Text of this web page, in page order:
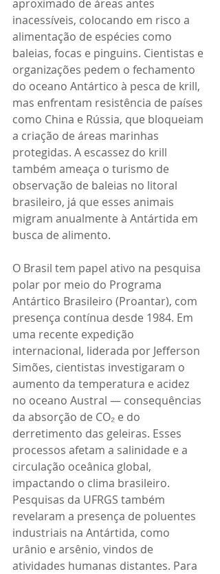
aproximado de áreas antes
inacessíveis, colocando em risco a
alimentação de espécies como
baleias, focas e pinguins. Cientistas e
organizações pedem o fechamento
do oceano Antártico à pesca de krill,
mas enfrentam resistência de países
como China e Rússia, que bloqueiam
a criação de áreas marinhas
protegidas. A escassez do krill
também ameaça o turismo de
observação de baleias no litoral
brasileiro, já que esses animais
migram anualmente à Antártida em
busca de alimento.
O Brasil tem papel ativo na pesquisa
polar por meio do Programa
Antártico Brasileiro (Proantar), com
presença contínua desde 1984. Em
uma recente expedição
internacional, liderada por Jefferson
Simões, cientistas investigaram o
aumento da temperatura e acidez
no oceano Austral — consequências
da absorção de CO₂ e do
derretimento das geleiras. Esses
processos afetam a salinidade e a
circulação oceânica global,
impactando o clima brasileiro.
Pesquisas da UFRGS também
revelaram a presença de poluentes
industriais na Antártida, como
urânio e arsênio, vindos de
atividades humanas distantes. Para